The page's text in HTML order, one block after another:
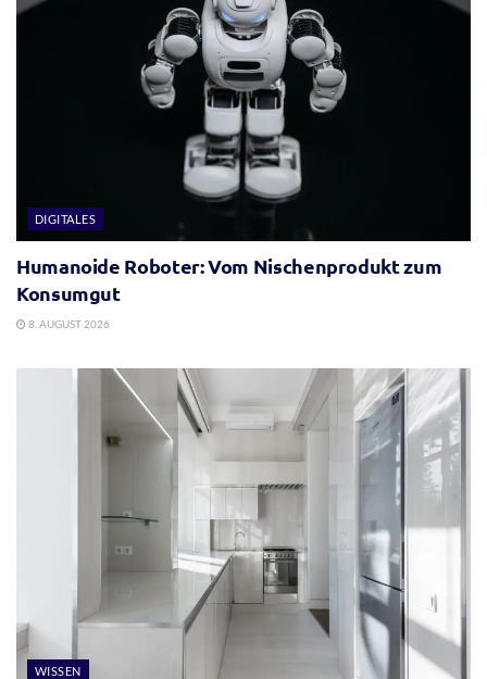
DIGITALES
Humanoide Roboter: Vom Nischenprodukt zum
Konsumgut
8. AUGUST 2026
WISSEN